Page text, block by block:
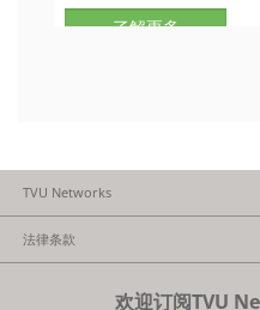
了解更多
TVU Networks
法律条款
欢迎订阅TVU